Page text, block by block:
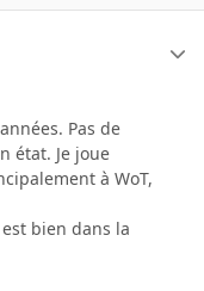
Pas de
état. Je joue
à WoT,
bien dans la